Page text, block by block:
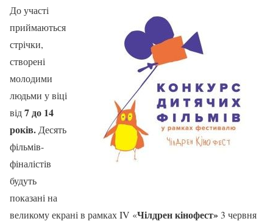
До участі
приймаються
стрічки,
створені
молодими
людьми у віці
від7 до 14
років. Десять
фільмів-
фіналістів
будуть
показані на
великому екрані в рамках IV «Чілдрен кінофест» 3 червня